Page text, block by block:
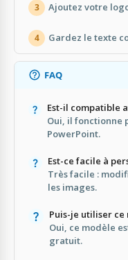
3 Ajoutez votre
4 Gardez le texte
FAQ
Est-il compatible
Oui, il fonctionne
PowerPoint.
Est-ce facile à
Très facile :
les images.
Puis-je utiliser
Oui, ce modèle
gratuit.